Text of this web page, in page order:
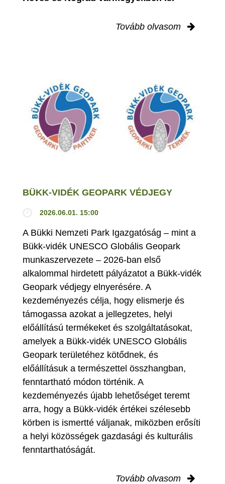
Tovább olvasom
BÜKK-VIDÉK GEOPARK VÉDJEGY
2026.06.01. 15:00
A Bükki Nemzeti Park Igazgatóság – mint a
Bükk-vidék UNESCO Globális Geopark
munkaszervezete – 2026-ban első
alkalommal hirdetett pályázatot a Bükk-vidék
Geopark védjegy elnyerésére. A
kezdeményezés célja, hogy elismerje és
támogassa azokat a jellegzetes, helyi
előállítású termékeket és szolgáltatásokat,
amelyek a Bükk-vidék UNESCO Globális
Geopark területéhez kötődnek, és
előállításuk a természettel összhangban,
fenntartható módon történik. A
kezdeményezés újabb lehetőséget teremt
arra, hogy a Bükk-vidék értékei szélesebb
körben is ismertté váljanak, miközben erősíti
a helyi közösségek gazdasági és kulturális
fenntarthatóságát.
Tovább olvasom